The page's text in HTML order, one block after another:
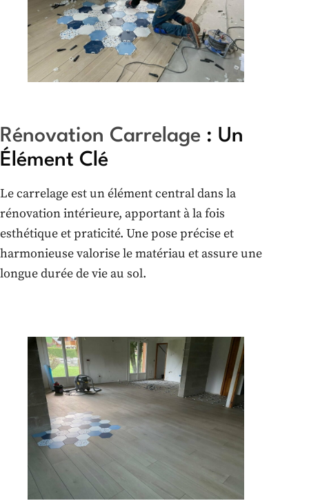
Rénovation Carrelage : Un
Élément Clé
Le carrelage est un élément central dans la
rénovation intérieure, apportant à la fois
esthétique et praticité. Une pose précise et
harmonieuse valorise le matériau et assure une
longue durée de vie au sol.